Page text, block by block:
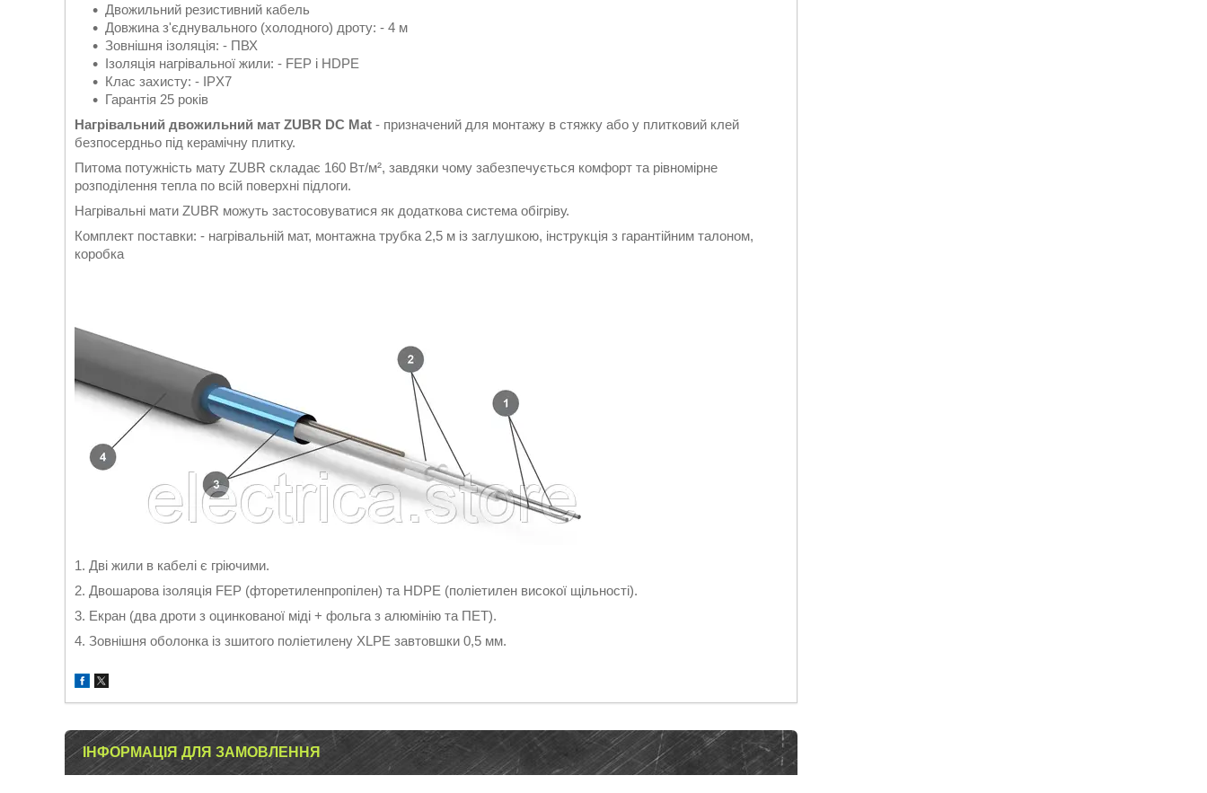
Двожильний резистивний кабель
Довжина з'єднувального (холодного) дроту: - 4 м
Зовнішня ізоляція: - ПВХ
Ізоляція нагрівальної жили: - FEP і HDPE
Клас захисту: - IPX7
Гарантія 25 років
Нагрівальний двожильний мат ZUBR DC Mat - призначений для монтажу в стяжку або у плитковий клей
безпосердньо під керамічну плитку.
Питома потужність мату ZUBR складає 160 Вт/м², завдяки чому забезпечується комфорт та рівномірне
розподілення тепла по всій поверхні підлоги.
Нагрівальні мати ZUBR можуть застосовуватися як додаткова система обігріву.
Комплект поставки: - нагрівальній мат, монтажна трубка 2,5 м із заглушкою, інструкція з гарантійним талоном,
коробка
1. Дві жили в кабелі є гріючими.
2. Двошарова ізоляція FEP (фторетиленпропілен) та HDPE (поліетилен високої щільності).
3. Екран (два дроти з оцинкованої міді + фольга з алюмінію та ПЕТ).
4. Зовнішня оболонка із зшитого поліетилену XLPE завтовшки 0,5 мм.
ІНФОРМАЦІЯ ДЛЯ ЗАМОВЛЕННЯ